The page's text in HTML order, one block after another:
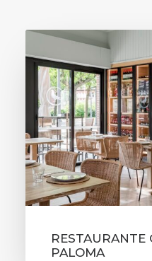
RESTAURANTE
PALOMA